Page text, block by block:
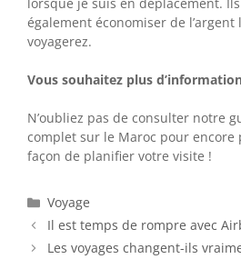
également économiser de l’argent
voyagerez.
Vous souhaitez plus
N’oubliez pas de consulter notre
complet sur le Maroc pour encore
façon de planifier votre visite !
Catégories
Voyage
Il est temps de rompre avec
Les voyages changent-ils